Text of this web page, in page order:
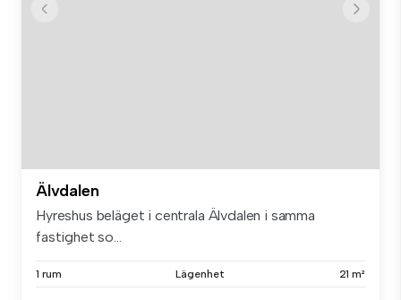
Älvdalen
Hyreshus beläget i centrala Älvdalen i samma
fastighet so...
1 rum Lägenhet 21 m²